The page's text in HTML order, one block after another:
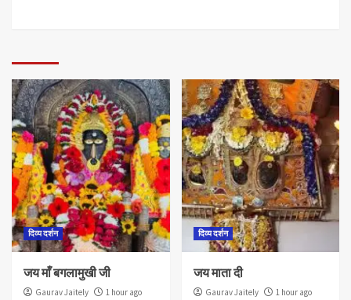
दिव्य दर्शन
जय माँ बगलामुखी जी
Gaurav Jaitely
1 hour ago
दिव्य दर्शन
जय माता दी
Gaurav Jaitely
1 hour ago